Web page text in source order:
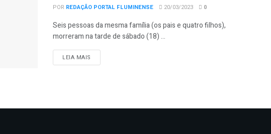
POR REDAÇÃO PORTAL FLUMINENSE 20/03/2023 0
Seis pessoas da mesma família (os pais e quatro filhos),
morreram na tarde de sábado (18) ...
LEIA MAIS